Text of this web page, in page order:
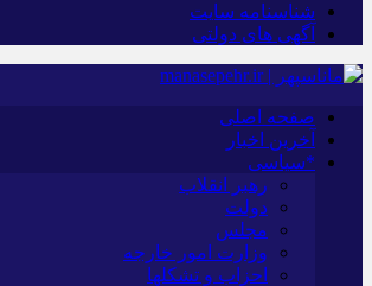
شناسنامه سایت
آگهی های دولتی
صفحه اصلی
آخرین اخبار
*سیاسی
رهبر انقلاب
دولت
مجلس
وزارت امور خارجه
احزاب و تشکلها